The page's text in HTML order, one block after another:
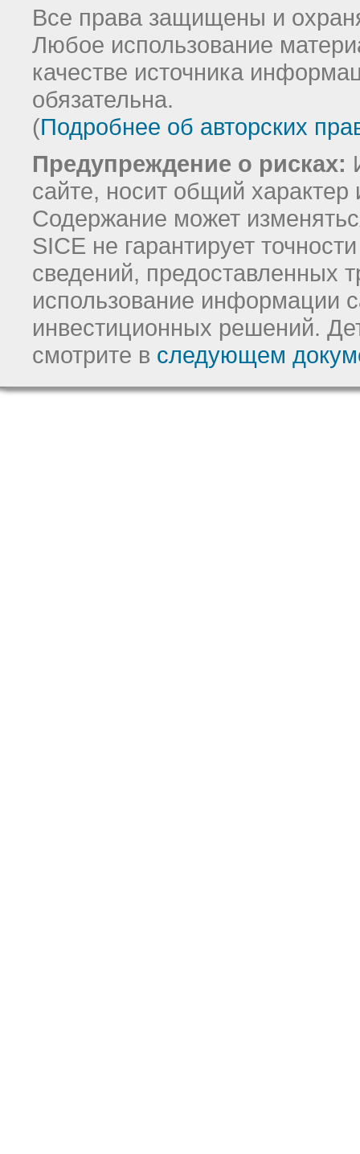
Все права защищены и
Любое использование
качестве источника
обязательна.
(Подробнее об авторских
Предупреждение о рисках:
сайте, носит общий
Содержание может
SICE не гарантирует
сведений, предоставленных
использование информации
инвестиционных решений.
смотрите в следующем